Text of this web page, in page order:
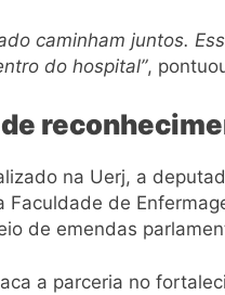
caminham juntos.
do hospital”,
na Uerj, a
Faculdade de
de emendas
a parceria no